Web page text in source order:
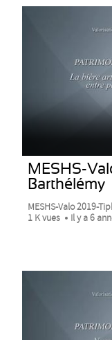
MESHS-
Barthélémy
MESHS-Valo 2019-
1 K vues
Il y a 6